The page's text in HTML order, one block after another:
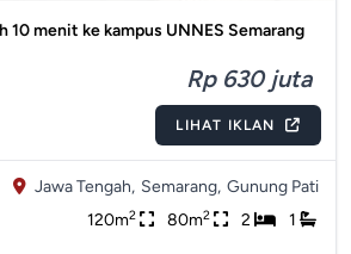
10 menit ke kampus UNNES Semarang
Rp 630 juta
LIHAT IKLAN
Jawa Tengah, Semarang, Gunung Pati
120m2 80m2 2 1